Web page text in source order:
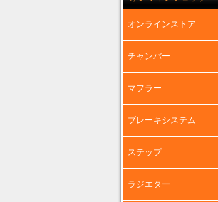
オンラインストア
チャンバー
マフラー
ブレーキシステム
ステップ
ラジエター